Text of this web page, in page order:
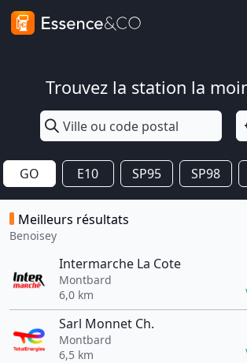
Trouvez la station la
GO E10 SP95 SP98
Meilleurs résultats
Benoisey
Intermarche La Cote
Montbard
6,0 km
Sarl Monnet Ch.
Montbard
6,5 km